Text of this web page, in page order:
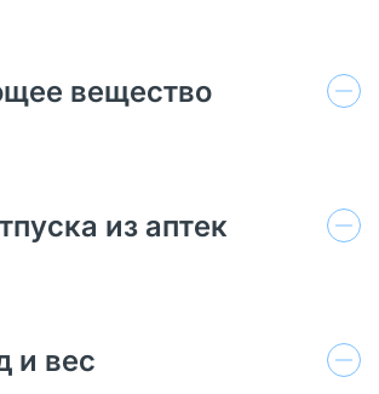
вещество
из аптек
и вес